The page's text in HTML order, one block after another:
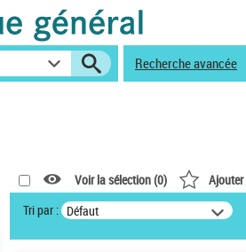
Recherche avancée
Voir la sélection (0)
Tri par : Défaut